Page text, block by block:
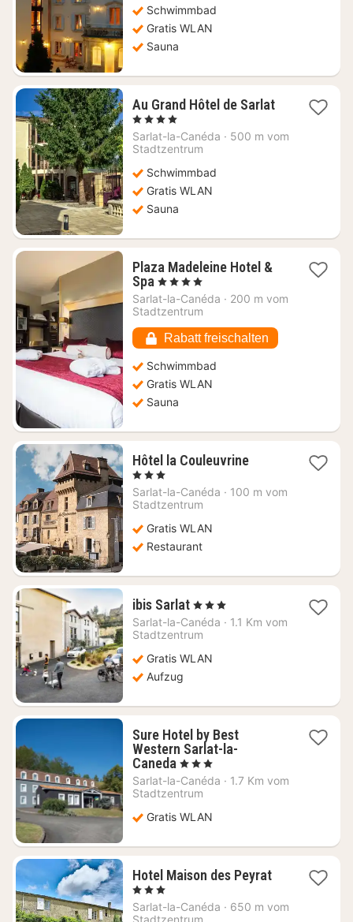
Schwimmbad
Gratis WLAN
Sauna
Au Grand Hôtel de Sarlat1
ab
, 4 Sterne
Sarlat-la-Canéda · 500 m vom
Stadtzentrum
Schwimmbad
Gratis WLAN
Sauna
Plaza Madeleine Hotel &
Spa 1
Nacht
ab
€
, 4 Sterne
Sarlat-la-Canéda · 200 m vom
Stadtzentrum
Rabatt freischalten
Schwimmbad
Gratis WLAN
Sauna
Hôtel la Couleuvrine1
ab
, 3 Sterne
Sarlat-la-Canéda · 100 m vom
Stadtzentrum
Gratis WLAN
Restaurant
ibis Sarlat1
Nacht
ab
€
, 3 Sterne
Sarlat-la-Canéda · 1.1 Km vom
Stadtzentrum
Gratis WLAN
Aufzug
Sure Hotel by Best
Western Sarlat-la-
Caneda 1
Nacht
ab
€
, 3 Sterne
Sarlat-la-Canéda · 1.7 Km vom
Stadtzentrum
Gratis WLAN
Hotel Maison des Peyrat1
ab
, 3 Sterne
Sarlat-la-Canéda · 650 m vom
Stadtzentrum